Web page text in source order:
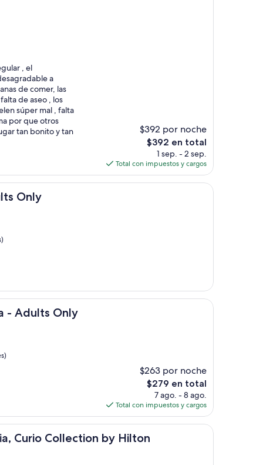
, el
a
de comer, las
de aseo , los
súper mal , falta
por que otros
tan bonito y tan
$392 por noche
El
precio
actual
es
de
$392 en total
1 sep. - 2 sep.
Total con impuestos y cargos
Only
- Adults Only
Only
$263 por noche
El
precio
actual
es
de
$279
$279 en total
7 ago. - 8 ago.
Total con impuestos y cargos
Curio Collection by Hilton
by Hilton